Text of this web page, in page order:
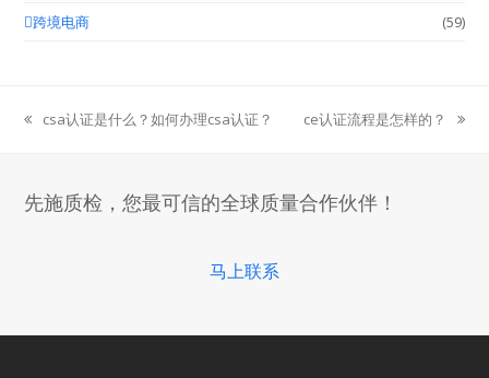
跨境电商
(59)
previous
csa认证是什么？如何办理csa认证？
next
ce认证流程是怎样的？
先施质检，您最可信的全球质量合作伙伴！
马上联系